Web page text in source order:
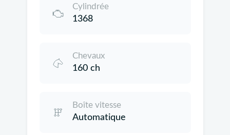
Cylindrée
1368
Chevaux
160 ch
Boîte vitesse
Automatique